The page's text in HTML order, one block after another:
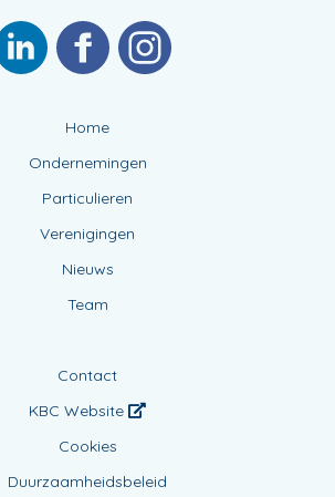
Home
Ondernemingen
Particulieren
Verenigingen
Nieuws
Team
Contact
KBC Website
Cookies
Duurzaamheidsbeleid